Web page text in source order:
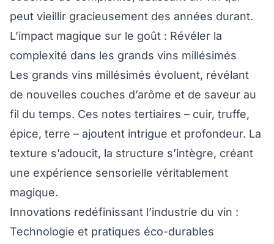
peut vieillir gracieusement des années durant.
L’impact magique sur le goût : Révéler la
complexité dans les grands vins millésimés
Les grands vins millésimés évoluent, révélant
de nouvelles couches d’arôme et de saveur au
fil du temps. Ces notes tertiaires – cuir, truffe,
épice, terre – ajoutent intrigue et profondeur. La
texture s’adoucit, la structure s’intègre, créant
une expérience sensorielle véritablement
magique.
Innovations redéfinissant l’industrie du vin :
Technologie et pratiques éco-durables